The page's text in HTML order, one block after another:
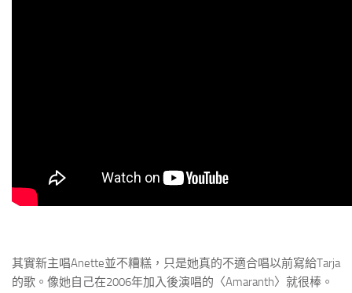
其實新主唱Anette並不糟糕，只是她真的不適合唱以前寫給Tarja
的歌。像她自己在2006年加入後演唱的〈Amaranth〉就很棒。